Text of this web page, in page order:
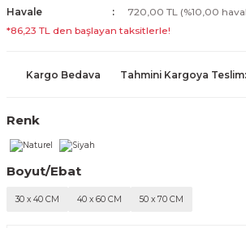
Havale
720,00 TL (%10,00
*86,23 TL den başlayan taksitlerle!
Kargo Bedava Tahmini Kargoya
Renk
Boyut/Ebat
30 x 40 CM 40 x 60 CM 50 x 70 CM